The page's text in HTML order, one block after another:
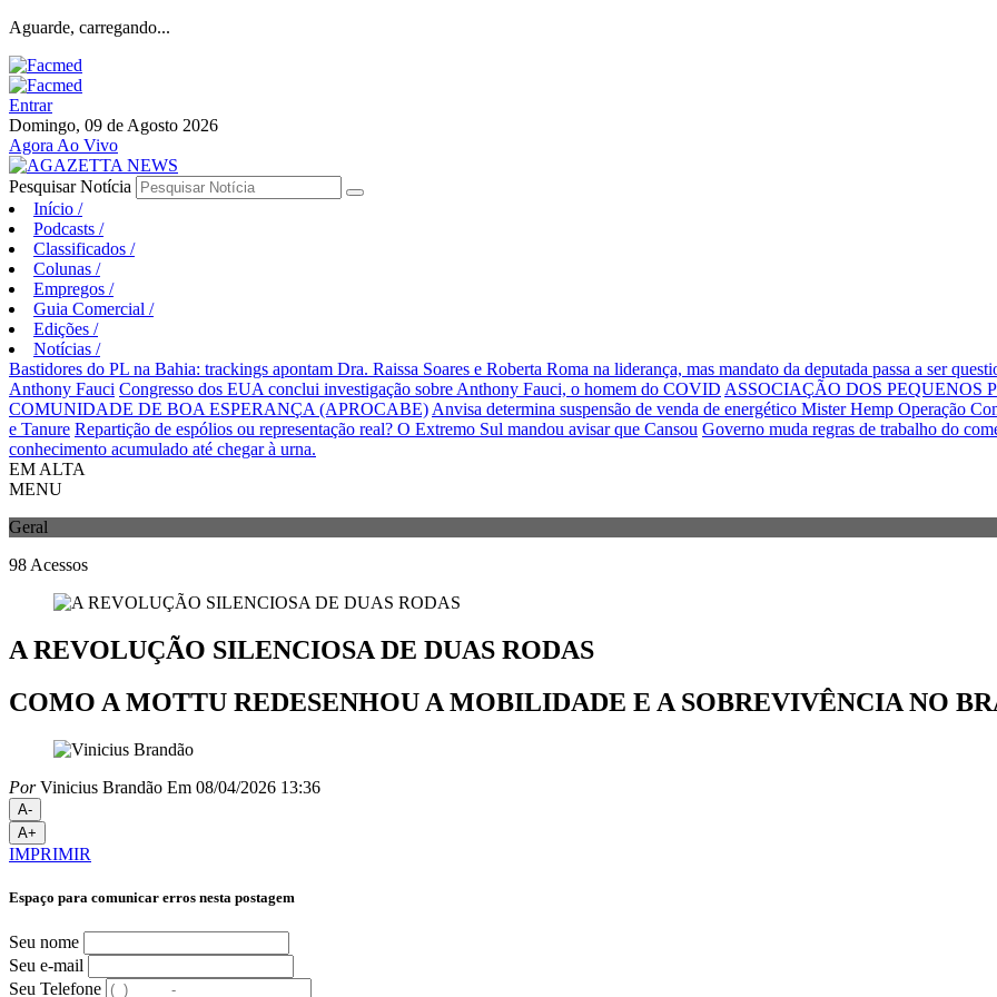
Aguarde, carregando...
Entrar
Domingo, 09 de Agosto 2026
Agora Ao Vivo
Pesquisar Notícia
Início /
Podcasts /
Classificados /
Colunas /
Empregos /
Guia Comercial /
Edições /
Notícias /
Bastidores do PL na Bahia: trackings apontam Dra. Raissa Soares e Roberta Roma na liderança, mas mandato da deputada passa a ser
Anthony Fauci Congresso dos EUA conclui investigação sobre Anthony Fauci, o homem do COVID ASSOCIAÇÃO DOS PEQUENOS
COMUNIDADE DE BOA ESPERANÇA (APROCABE) Anvisa determina suspensão de venda de energético Mister Hemp Operação
e Tanure Repartição de espólios ou representação real? O Extremo Sul mandou avisar que Cansou Governo muda regras de trabalho do
conhecimento acumulado até chegar à urna.
EM ALTA
MENU
Geral
98 Acessos
A REVOLUÇÃO SILENCIOSA DE DUAS RODAS
COMO A MOTTU REDESENHOU A MOBILIDADE E A SOBREVIVÊNCIA NO
PorVinicius Brandão Em 08/04/2026 13:36
A-
A+
IMPRIMIR
Espaço para comunicar erros nesta postagem
Seu nome
Seu e-mail
Seu Telefone